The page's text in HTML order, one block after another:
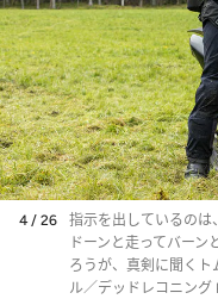
4 / 26
指示を出しているのは
ドーンと走ってバー
ろうが、真剣に聞くト
ル／デッドレコニン